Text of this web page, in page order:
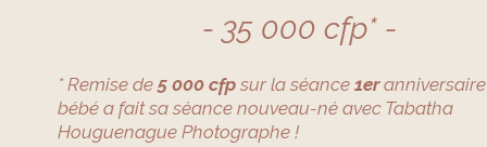
- 35 000 cfp* -
* Remise de 5 000 cfpsur la séance 1er
bébé a fait sa séance nouveau-né avec Tabatha
Houguenague Photographe !